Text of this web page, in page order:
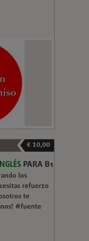
€ 10,00
PARA B1
los
refuerzo
te
#fuente